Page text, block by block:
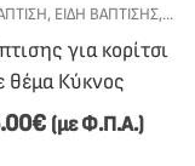
, ΕΊΔΗ ΒΆΠΤΙΣΗΣ,
για κορίτσι
θέμα Κύκνος
€ (με Φ.Π.Α.)